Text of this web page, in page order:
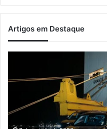
Artigos em Destaque
Roca
Muçum